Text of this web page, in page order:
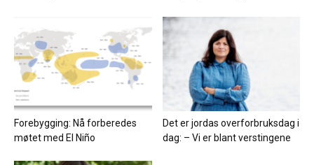
Forebygging: Nå forberedes
møtet med El Niño
Det er jordas overforbruksdag i
dag: – Vi er blant verstingene